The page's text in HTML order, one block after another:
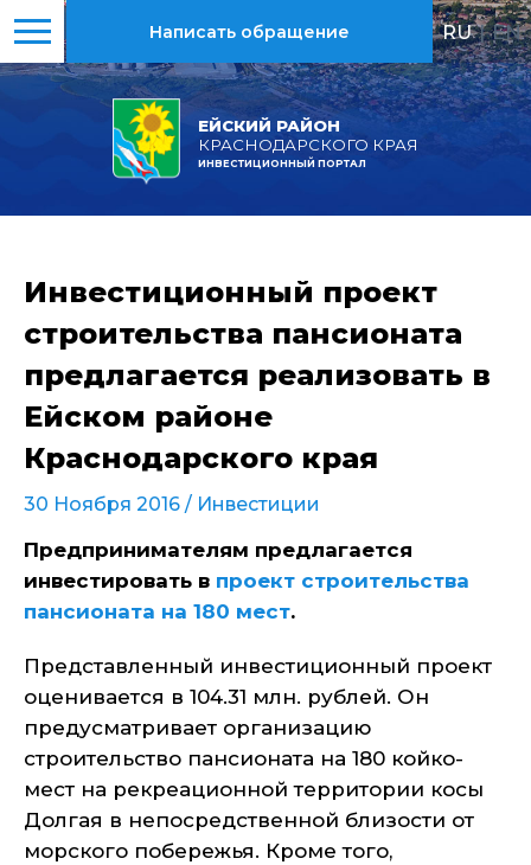
ЕЙСКИЙ РАЙОН
КРАСНОДАРСКОГО КРАЯ
ИНВЕСТИЦИОННЫЙ ПОРТАЛ
Написать обращение RU | EN
Инвестиционный проект
строительства пансионата
предлагается реализовать в
Ейском районе
Краснодарского края
30 Ноября 2016 / Инвестиции
Предпринимателям предлагается
инвестировать в проект строительства
пансионата на 180 мест.
Представленный инвестиционный проект
оценивается в 104.31 млн. рублей. Он
предусматривает организацию
строительство пансионата на 180 койко-
мест на рекреационной территории косы
Долгая в непосредственной близости от
морского побережья. Кроме того,